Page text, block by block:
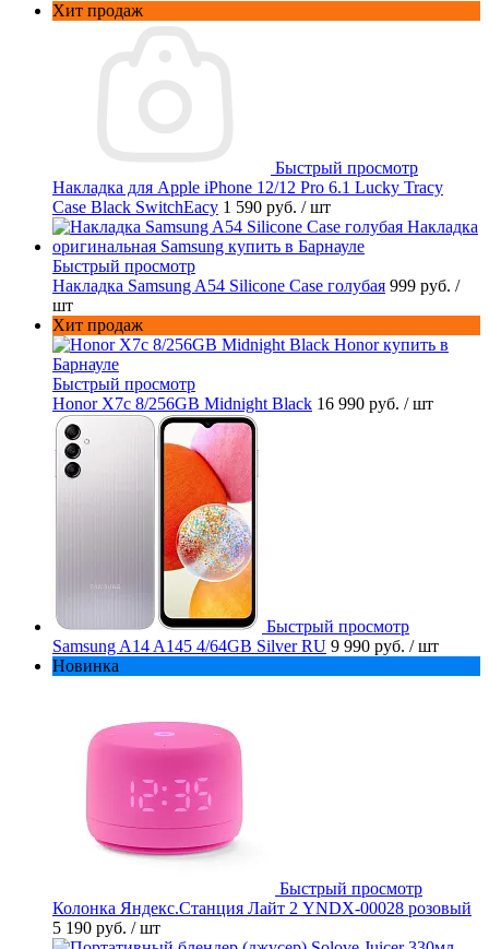
Хит продаж
Быстрый просмотр
Накладка для Apple iPhone 12/12 Pro 6.1 Lucky Tracy
Case Black SwitchEacy 1 590 руб. / шт
Быстрый просмотр
Накладка Samsung A54 Silicone Case голубая 999 руб. /
шт
Хит продаж
Быстрый просмотр
Honor X7c 8/256GB Midnight Black 16 990 руб. / шт
Быстрый просмотр
Samsung A14 A145 4/64GB Silver RU 9 990 руб. / шт
Новинка
Быстрый просмотр
Колонка Яндекс.Станция Лайт 2 YNDX-00028 розовый
5 190 руб. / шт